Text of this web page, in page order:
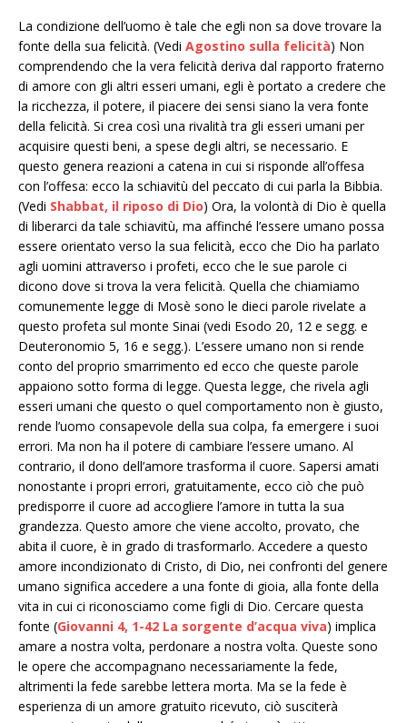
La condizione dell’uomo è tale che egli non sa dove trovare la
fonte della sua felicità. (Vedi Agostino sulla felicità) Non
comprendendo che la vera felicità deriva dal rapporto fraterno
di amore con gli altri esseri umani, egli è portato a credere che
la ricchezza, il potere, il piacere dei sensi siano la vera fonte
della felicità. Si crea così una rivalità tra gli esseri umani per
acquisire questi beni, a spese degli altri, se necessario. E
questo genera reazioni a catena in cui si risponde all’offesa
con l’offesa: ecco la schiavitù del peccato di cui parla la Bibbia.
(Vedi Shabbat, il riposo di Dio) Ora, la volontà di Dio è quella
di liberarci da tale schiavitù, ma affinché l’essere umano possa
essere orientato verso la sua felicità, ecco che Dio ha parlato
agli uomini attraverso i profeti, ecco che le sue parole ci
dicono dove si trova la vera felicità. Quella che chiamiamo
comunemente legge di Mosè sono le dieci parole rivelate a
questo profeta sul monte Sinai (vedi Esodo 20, 12 e segg. e
Deuteronomio 5, 16 e segg.). L’essere umano non si rende
conto del proprio smarrimento ed ecco che queste parole
appaiono sotto forma di legge. Questa legge, che rivela agli
esseri umani che questo o quel comportamento non è giusto,
rende l’uomo consapevole della sua colpa, fa emergere i suoi
errori. Ma non ha il potere di cambiare l’essere umano. Al
contrario, il dono dell’amore trasforma il cuore. Sapersi amati
nonostante i propri errori, gratuitamente, ecco ciò che può
predisporre il cuore ad accogliere l’amore in tutta la sua
grandezza. Questo amore che viene accolto, provato, che
abita il cuore, è in grado di trasformarlo. Accedere a questo
amore incondizionato di Cristo, di Dio, nei confronti del genere
umano significa accedere a una fonte di gioia, alla fonte della
vita in cui ci riconosciamo come figli di Dio. Cercare questa
fonte (Giovanni 4, 1-42 La sorgente d’acqua viva) implica
amare a nostra volta, perdonare a nostra volta. Queste sono
le opere che accompagnano necessariamente la fede,
altrimenti la fede sarebbe lettera morta. Ma se la fede è
esperienza di un amore gratuito ricevuto, ciò susciterà